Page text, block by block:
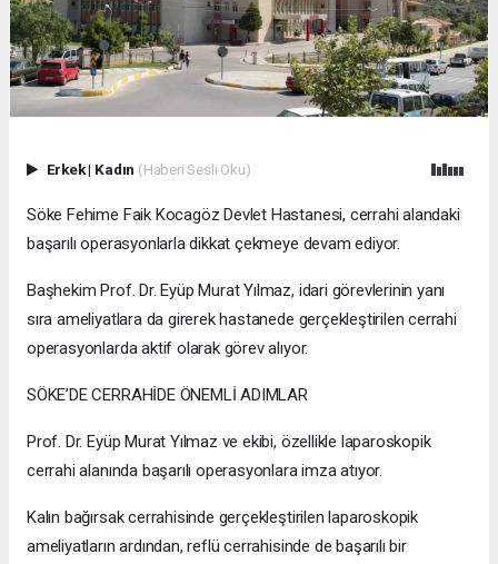
Erkek| Kadın (Haberi Sesli Oku)
Söke Fehime Faik Kocagöz Devlet Hastanesi, cerrahi alandaki
başarılı operasyonlarla dikkat çekmeye devam ediyor.
Başhekim Prof. Dr. Eyüp Murat Yılmaz, idari görevlerinin yanı
sıra ameliyatlara da girerek hastanede gerçekleştirilen cerrahi
operasyonlarda aktif olarak görev alıyor.
SÖKE’DE CERRAHİDE ÖNEMLİ ADIMLAR
Prof. Dr. Eyüp Murat Yılmaz ve ekibi, özellikle laparoskopik
cerrahi alanında başarılı operasyonlara imza atıyor.
Kalın bağırsak cerrahisinde gerçekleştirilen laparoskopik
ameliyatların ardından, reflü cerrahisinde de başarılı bir